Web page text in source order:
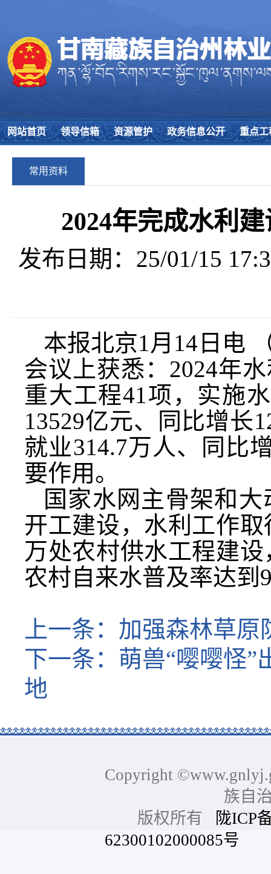
网站首页 领导信箱 资源管护 政务信息公开 重点工
常用资料
2024年完成水利
发布日期：25/01/15
本报北京1月14日电
会议上获悉：2024年
重大工程41项，实施
13529亿元、同比增长
就业314.7万人、同比
要作用。
国家水网主骨架和
开工建设，水利工作
万处农村供水工程建
农村自来水普及率达到
上一条： 加强森林草原
下一条： 萌兽“嘤嘤怪”
地
Copyright
族自
版权所有
陇ICP
62300102000085号